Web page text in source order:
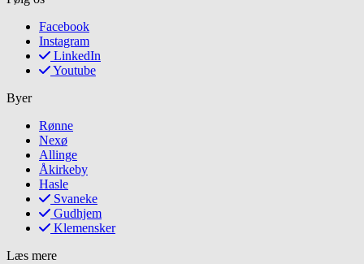
Facebook
Instagram
LinkedIn
Youtube
Byer
Rønne
Nexø
Allinge
Åkirkeby
Hasle
Svaneke
Gudhjem
Klemensker
Læs mere